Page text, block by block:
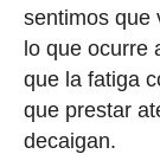
sentimos que
lo que ocurre
que la fatiga
que prestar
decaigan.